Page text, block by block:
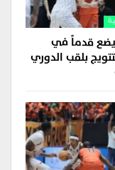
قدماً في
بلقب الدوري